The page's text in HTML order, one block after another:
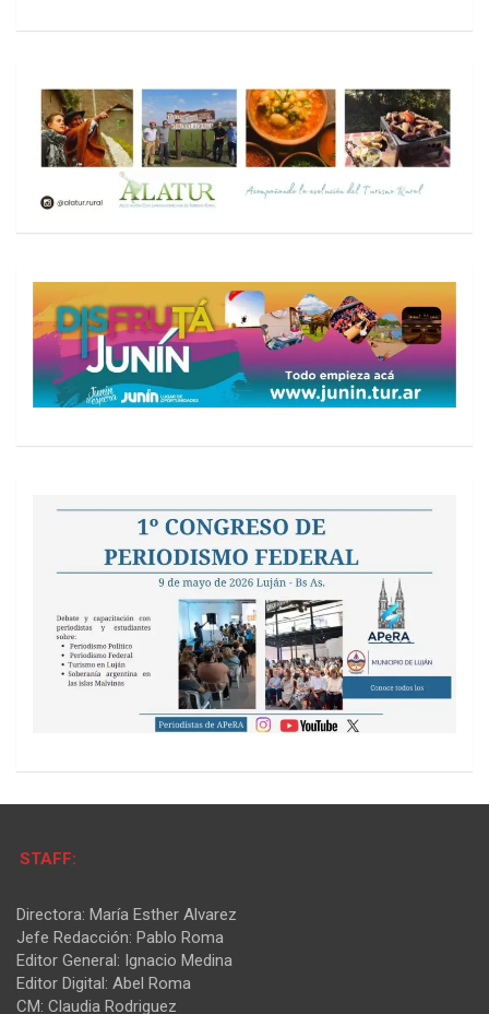
STAFF:
Directora: María Esther Alvarez
Jefe Redacción: Pablo Roma
Editor General: Ignacio Medina
Editor Digital: Abel Roma
CM: Claudia Rodriguez